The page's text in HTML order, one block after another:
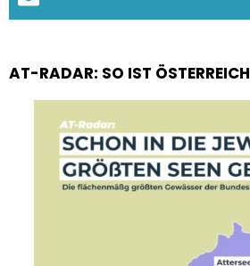
AT-RADAR: SO IST ÖSTERREICH